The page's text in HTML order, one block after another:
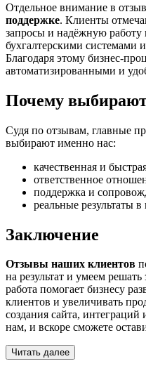
Отдельное внимание в
поддержке. Клиенты
запросы и надёжную работу
бухгалтерскими системами
Благодаря этому бизнес-
автоматизированными и
Почему
Судя по отзывам, главные
выбирают именно нас:
качественная и
ответственное
поддержка и
реальные результаты
Заключение
Отзывы наших клиентов
на результат и умеем
работа помогает бизнесу
клиентов и увеличивать
создания сайта,
нам, и вскоре сможете
Читать далее